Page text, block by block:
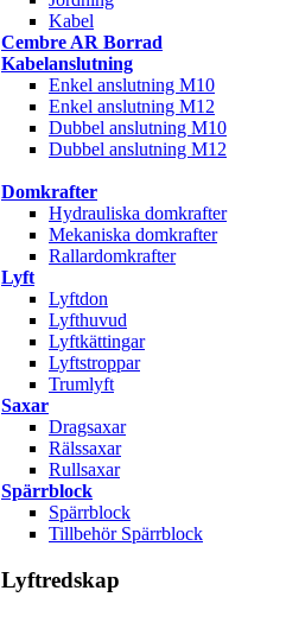
Kabel
Cembre AR Borrad
Kabelanslutning
Enkel anslutning M10
Enkel anslutning M12
Dubbel anslutning M10
Dubbel anslutning M12
Domkrafter
Hydrauliska domkrafter
Mekaniska domkrafter
Rallardomkrafter
Lyft
Lyftdon
Lyfthuvud
Lyftkättingar
Lyftstroppar
Trumlyft
Saxar
Dragsaxar
Rälssaxar
Rullsaxar
Spärrblock
Spärrblock
Tillbehör Spärrblock
Lyftredskap